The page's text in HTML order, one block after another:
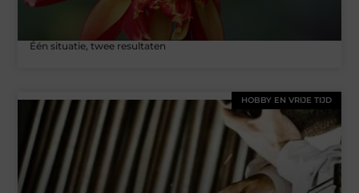
Één situatie, twee resultaten
HOBBY EN VRIJE TIJD